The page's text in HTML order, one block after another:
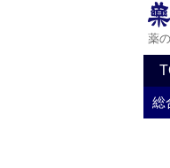
薬
総